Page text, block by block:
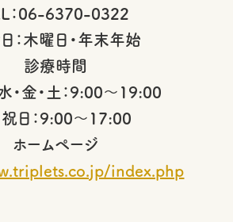
：06-6370-0322
：木曜日・年末年始
診療時間
・金・土：9:00～19:00
祝日：9:00～17:00
ホームページ
index.php